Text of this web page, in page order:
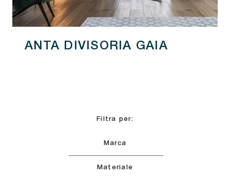
ANTA DIVISORIA GAIA
Filtra per:
Marca
Materiale